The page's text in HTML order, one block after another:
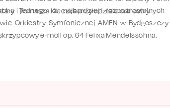
i Tomasza Kłeczka przy udziale orkiestry.
jednego z najbardziej rozpoznawalnych
Orkiestry Symfonicznej AMFN w
e-moll op. 64 Felixa Mendelssohna.